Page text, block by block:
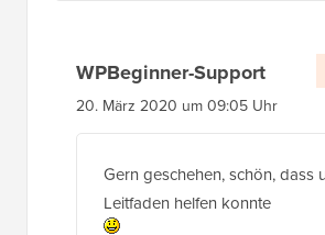
WPBeginner-Support
20. März 2020 um 09:05 Uhr
Gern geschehen, schön, dass
Leitfaden helfen konnte